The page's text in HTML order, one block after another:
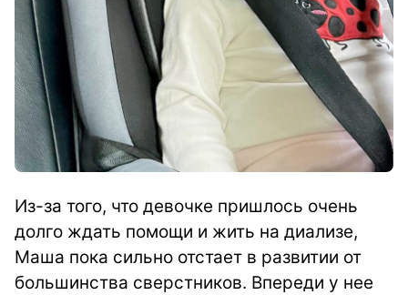
Из-за того, что девочке пришлось очень
долго ждать помощи и жить на диализе,
Маша пока сильно отстает в развитии от
большинства сверстников. Впереди у нее